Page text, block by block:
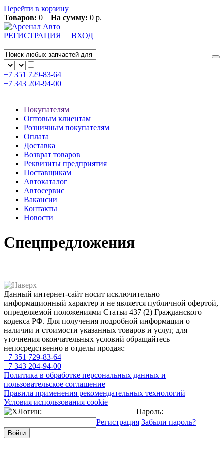
Перейти в корзину
Товаров: 0 На сумму: 0 р.
РЕГИСТРАЦИЯ ВХОД
+7 351 729-83-64
+7 343 204-94-00
Покупателям
Оптовым клиентам
Розничным покупателям
Оплата
Доставка
Возврат товаров
Реквизиты предприятия
Поставщикам
Автокаталог
Автосервис
Вакансии
Контакты
Новости
Спецпредложения
Данный интернет-сайт носит исключительно
информационный характер и не является публичной офертой,
определяемой положениями Статьи 437 (2) Гражданского
кодекса РФ. Для получения подробной информации о
наличии и стоимости указанных товаров и услуг, для
уточнения окончательных условий обращайтесь
непосредственно в отделы продаж:
+7 351 729-83-64
+7 343 204-94-00
Политика в обработке персональных данных и
пользовательское соглашение
Правила применения рекомендательных технологий
Условия использования cookie
Логин:
Пароль:
Регистрация Забыли пароль?